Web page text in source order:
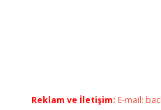
Reklam ve İletişim: E-mail: